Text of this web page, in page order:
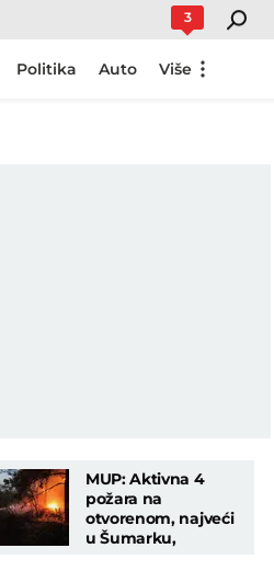
3
Politika Auto Više
MUP: Aktivna 4
požara na
otvorenom, najveći
u Šumarku,